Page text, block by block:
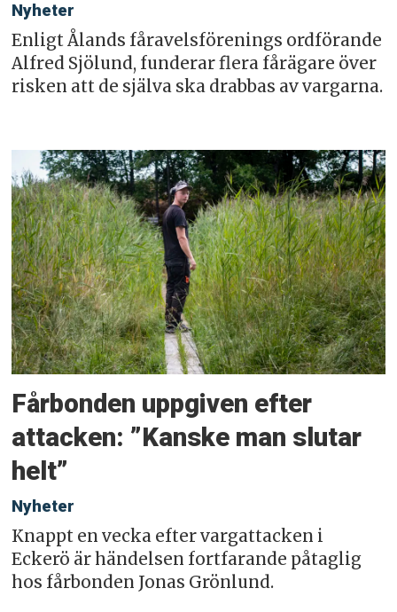
Nyheter
Enligt Ålands fåravelsförenings ordförande
Alfred Sjölund, funderar flera fårägare över
risken att de själva ska drabbas av vargarna.
Fårbonden uppgiven efter
attacken: ”Kanske man slutar
helt”
Nyheter
Knappt en vecka efter vargattacken i
Eckerö är händelsen fortfarande påtaglig
hos fårbonden Jonas Grönlund.